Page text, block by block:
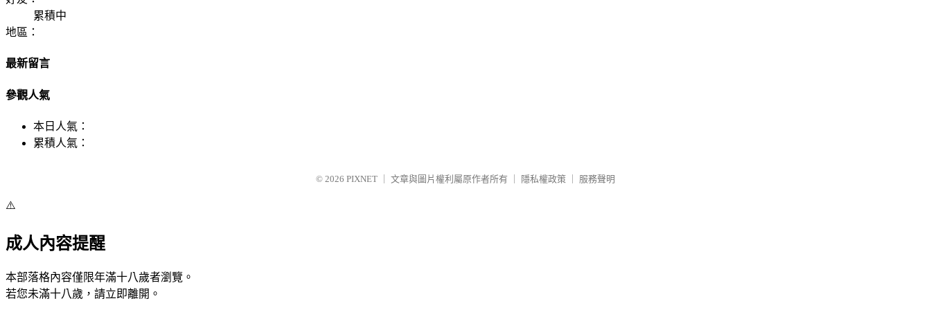
累積中
地區：
最新留言
參觀人氣
本日人氣：
累積人氣：
© 2026 PIXNET 文章與圖片權利屬原作者所有 隱私權政策 服務聲明
⚠️
成人內容提醒
本部落格內容僅限年滿十八歲者瀏覽。
若您未滿十八歲，請立即離開。